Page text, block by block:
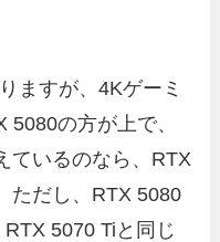
ますが、4Kゲーミ
5080の方が上で、
ているのなら、RTX
ただし、RTX 5080
5070 Tiと同じ